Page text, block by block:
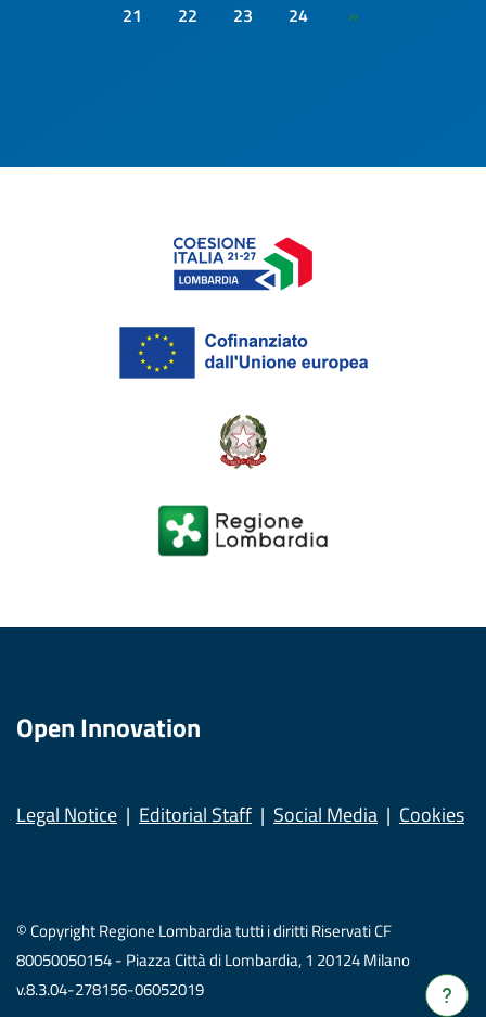
Verrà
21
22 23 24 »
Open Innovation
Legal Notice Editorial Staff Social Media Cookies
© Copyright Regione Lombardia tutti i diritti Riservati CF
80050050154 - Piazza Città di Lombardia, 1 20124 Milano
v.8.3.04-278156-06052019